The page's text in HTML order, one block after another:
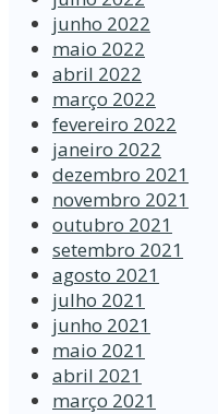
junho 2022
maio 2022
abril 2022
março 2022
fevereiro 2022
janeiro 2022
dezembro 2021
novembro 2021
outubro 2021
setembro 2021
agosto 2021
julho 2021
junho 2021
maio 2021
abril 2021
março 2021